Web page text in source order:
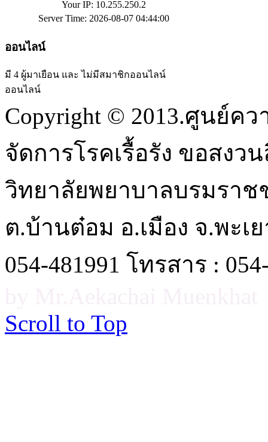
Your IP: 10.255.250.2
Server Time: 2026-08-07 04:44:00
ออนไลน์
มี 4 ผู้มาเยือน และ ไม่มีสมาชิกออนไลน์
ออนไลน์
Copyright © 2013.ศูนย์ค
จัดการโรคเรื้อรัง ขอสงว
วิทยาลัยพยาบาลบรมราช
ต.บ้านต๋อม อ.เมือง จ.พะเ
054-481991 โทรสาร :
Scroll to Top